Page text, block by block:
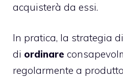
acquisterà da essi.
In pratica, la strategia
di ordinare
regolarmente a